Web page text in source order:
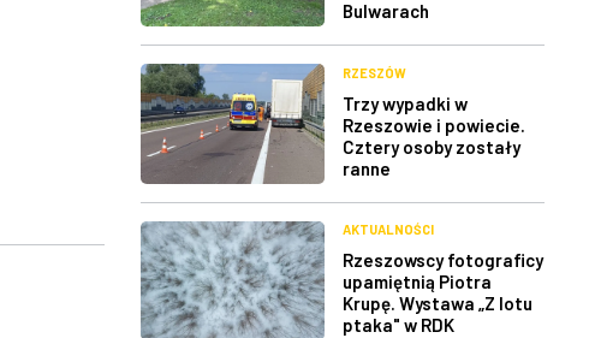
Bulwarach
RZESZÓW
Trzy wypadki w
Rzeszowie i powiecie.
Cztery osoby zostały
ranne
AKTUALNOŚCI
Rzeszowscy fotograficy
upamiętnią Piotra
Krupę. Wystawa „Z lotu
ptaka" w RDK